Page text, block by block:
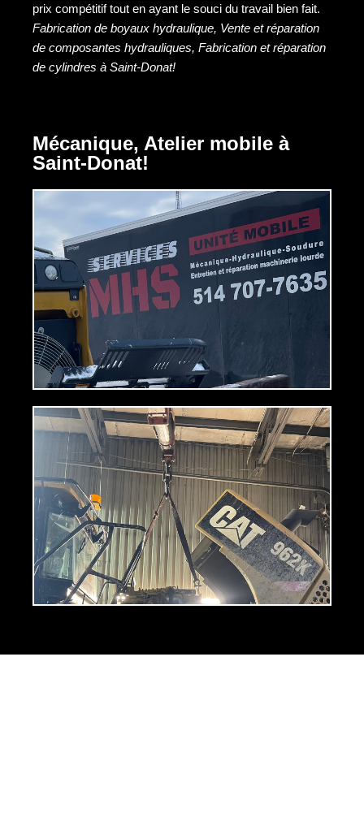
prix compétitif tout en ayant le souci du travail bien fait.
Fabrication de boyaux hydraulique, Vente et réparation
de composantes hydrauliques, Fabrication et réparation
de cylindres à Saint-Donat!
Mécanique, Atelier mobile à
Saint-Donat!